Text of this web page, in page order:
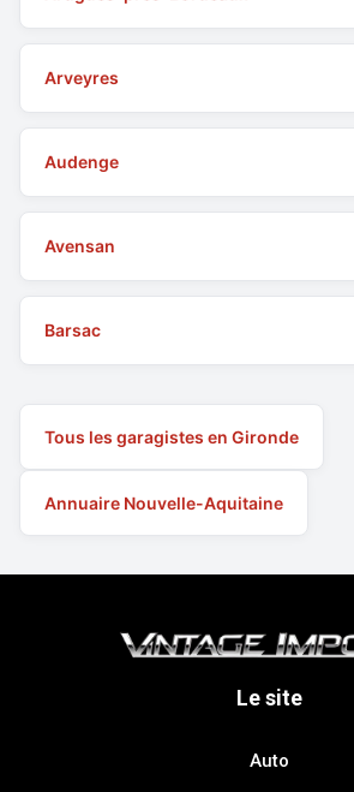
Arveyres
Audenge
Avensan
Barsac
Tous les garagistes en Gironde
Annuaire Nouvelle-Aquitaine
Le site
Auto